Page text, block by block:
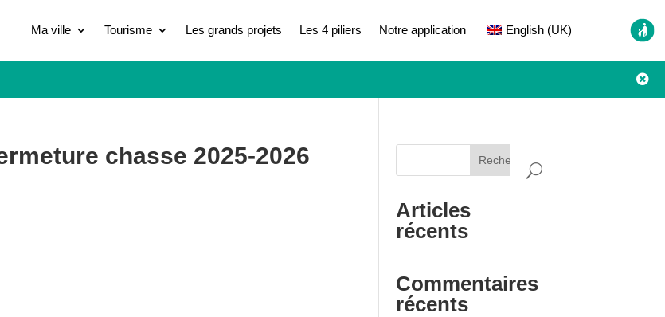
Ma ville Tourisme Les grands projets Les 4 piliers Notre application English (UK)

chasse 2025-2026 Rechercher
Articles
récents
Commentaires
récents